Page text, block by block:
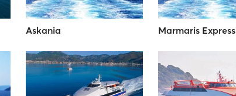
Askania Marmaris Express